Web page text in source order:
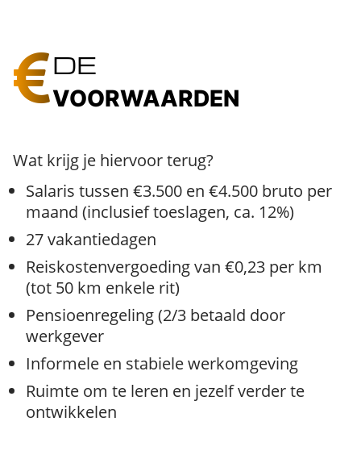
DE
VOORWAARDEN
Wat krijg je hiervoor terug?
Salaris tussen €3.500 en €4.500 bruto per
maand (inclusief toeslagen, ca. 12%)
27 vakantiedagen
Reiskostenvergoeding van €0,23 per km
(tot 50 km enkele rit)
Pensioenregeling (2/3 betaald door
werkgever
Informele en stabiele werkomgeving
Ruimte om te leren en jezelf verder te
ontwikkelen